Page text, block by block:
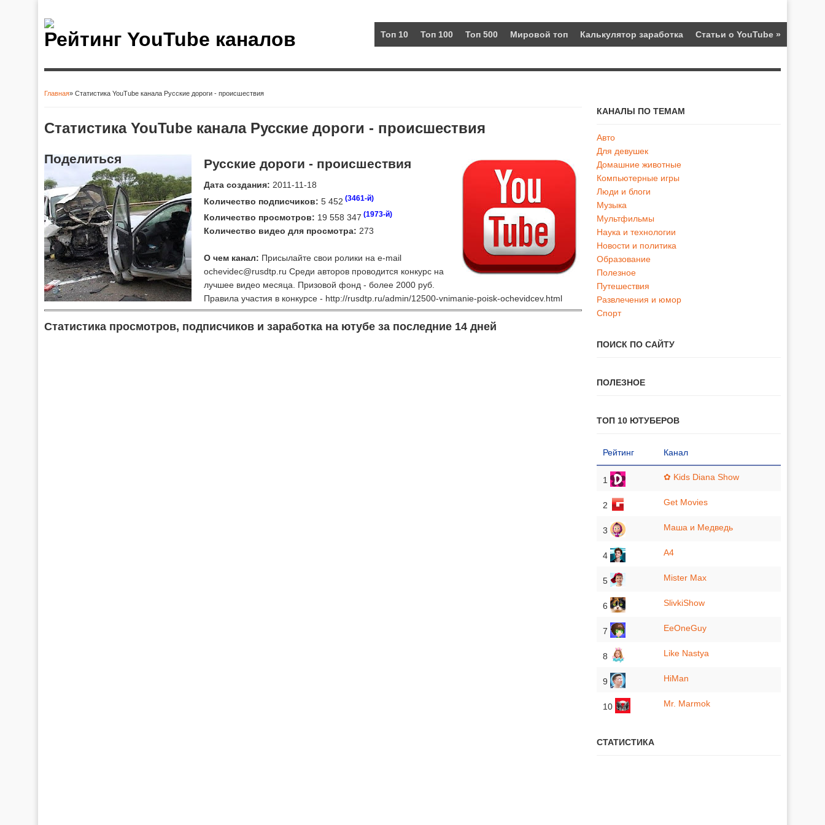
Рейтинг YouTube каналов Топ 10 Топ 100 Топ 500 Мировой топ Калькулятор заработка Статьи о YouTube »
Главная» Статистика YouTube канала Русские дороги - происшествия
Статистика YouTube канала Русские дороги - происшествия
Поделиться Русские дороги - происшествия
Дата создания: 2011-11-18
Количество подписчиков: 5 452 (3461-й)
Количество просмотров: 19 558 347 (1973-й)
Количество видео для просмотра: 273
О чем канал: Присылайте свои ролики на e-mail
ochevidec@rusdtp.ru Среди авторов проводится конкурс на
лучшее видео месяца. Призовой фонд - более 2000 руб.
Правила участия в конкурсе - http://rusdtp.ru/admin/12500-vnimanie-poisk-ochevidcev.html
Статистика просмотров, подписчиков и заработка на ютубе за последние 14 дней
КАНАЛЫ ПО ТЕМАМ
Авто
Для девушек
Домашние животные
Компьютерные игры
Люди и блоги
Музыка
Мультфильмы
Наука и технологии
Новости и политика
Образование
Полезное
Путешествия
Развлечения и юмор
Спорт
ПОИСК ПО САЙТУ
ПОЛЕЗНОЕ
ТОП 10 ЮТУБЕРОВ
Рейтинг Канал
1 ✿ Kids Diana Show
2 Get Movies
3 Маша и Медведь
4 A4
5 Mister Max
6 SlivkiShow
7 EeOneGuy
8 Like Nastya
9 HiMan
10 Mr. Marmok
СТАТИСТИКА